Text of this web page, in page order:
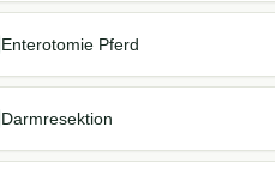
Enterotomie Pferd
Darmresektion